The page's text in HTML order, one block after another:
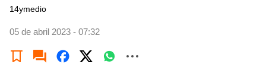
14ymedio
05 de abril 2023 - 07:32